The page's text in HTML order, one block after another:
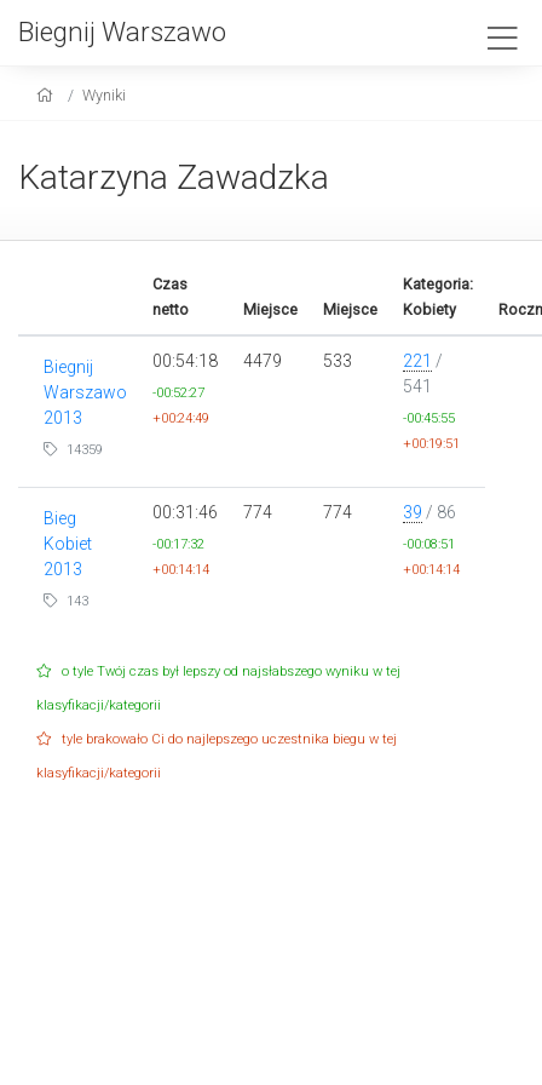
Biegnij Warszawo
Wyniki
Katarzyna Zawadzka
Czas
netto
Miejsce Miejsce
Kategoria:
Kobiety
Biegnij
Warszawo
2013
14359
00:54:18
-00:52:27
+00:24:49
4479 533 221 /
541
-00:45:55
+00:19:51
Bieg
Kobiet
2013
143
00:31:46
-00:17:32
+00:14:14
774 774 39 / 86
-00:08:51
+00:14:14
o tyle Twój czas był lepszy od najsłabszego wyniku w tej
klasyfikacji/kategorii
tyle brakowało Ci do najlepszego uczestnika biegu w tej
klasyfikacji/kategorii